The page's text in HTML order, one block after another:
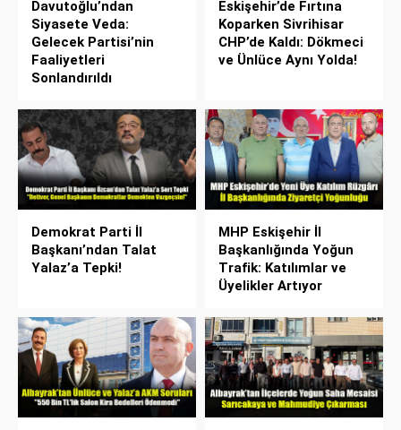
Davutoğlu’ndan
Siyasete Veda:
Gelecek Partisi’nin
Faaliyetleri
Sonlandırıldı
Eskişehir’de Fırtına
Koparken Sivrihisar
CHP’de Kaldı: Dökmeci
ve Ünlüce Aynı Yolda!
Demokrat Parti İl
Başkanı’ndan Talat
Yalaz’a Tepki!
MHP Eskişehir İl
Başkanlığında Yoğun
Trafik: Katılımlar ve
Üyelikler Artıyor